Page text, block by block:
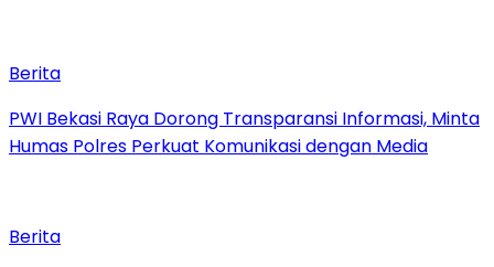
Berita
PWI Bekasi Raya Dorong Transparansi Informasi, Minta
Humas Polres Perkuat Komunikasi dengan Media
Berita